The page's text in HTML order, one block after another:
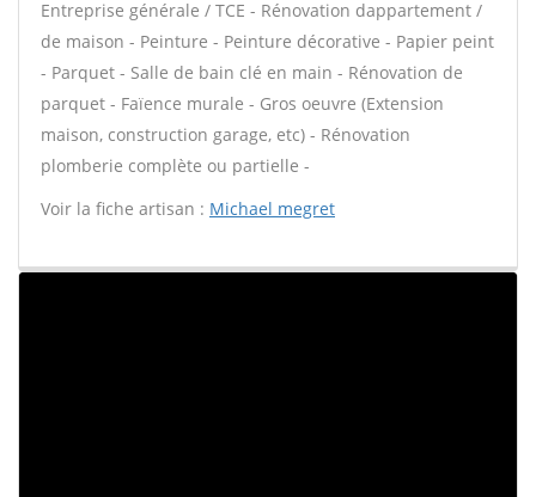
Entreprise générale / TCE - Rénovation dappartement /
de maison - Peinture - Peinture décorative - Papier peint
- Parquet - Salle de bain clé en main - Rénovation de
parquet - Faïence murale - Gros oeuvre (Extension
maison, construction garage, etc) - Rénovation
plomberie complète ou partielle -
Voir la fiche artisan : Michael megret